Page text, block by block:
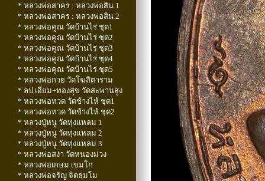
* หลวงพ่อสาคร : หลวงพ่อสิน 1
* หลวงพ่อสาคร : หลวงพ่อสิน 2
* หลวงพ่อคูณ วัดบ้านไร่ ชุด1
* หลวงพ่อคูณ วัดบ้านไร่ ชุด2
* หลวงพ่อคูณ วัดบ้านไร่ ชุด3
* หลวงพ่อคูณ วัดบ้านไร่ ชุด4
* หลวงพ่อคูณ วัดบ้านไร่ ชุด5
* หลวงพ่อกวย วัดโฆสิตาราม
* ลป.เอี่ยม+ทองสุข วัดสะพานสูง
* หลวงพ่อทวด วัดช้างไห้ ชุด1
* หลวงพ่อทวด วัดช้างไห้ ชุด2
* หลวงปู่หนู วัดทุ่งแหลม 1
* หลวงปู่หนู วัดทุ่งแหลม 2
* หลวงปู่หนู วัดทุ่งแหลม 3
* หลวงพ่อสง่า วัดหนองม่วง
* หลวงพ่อเกษม เขมโก
* หลวงพ่อจรัญ จิตธมโม